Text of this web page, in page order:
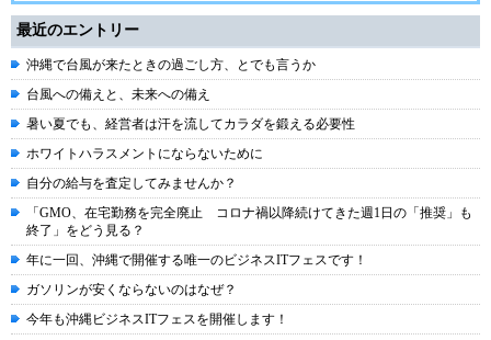
最近のエントリー
沖縄で台風が来たときの過ごし方、とでも言うか
台風への備えと、未来への備え
暑い夏でも、経営者は汗を流してカラダを鍛える必要性
ホワイトハラスメントにならないために
自分の給与を査定してみませんか？
「GMO、在宅勤務を完全廃止 コロナ禍以降続けてきた週1日の「推奨」も
終了」をどう見る？
年に一回、沖縄で開催する唯一のビジネスITフェスです！
ガソリンが安くならないのはなぜ？
今年も沖縄ビジネスITフェスを開催します！